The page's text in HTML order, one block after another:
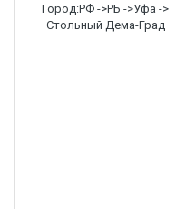
Город:РФ ->РБ ->Уфа ->
Стольный Дема-Град